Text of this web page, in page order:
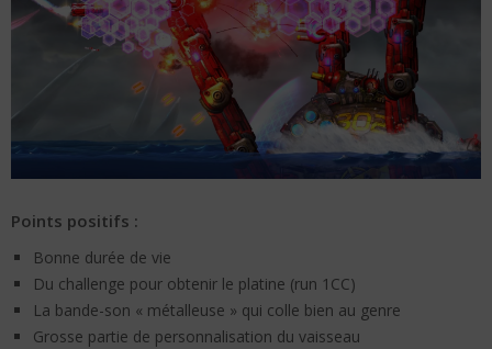
Points positifs :
Bonne durée de vie
Du challenge pour obtenir le platine (run 1CC)
La bande-son « métalleuse » qui colle bien au genre
Grosse partie de personnalisation du vaisseau